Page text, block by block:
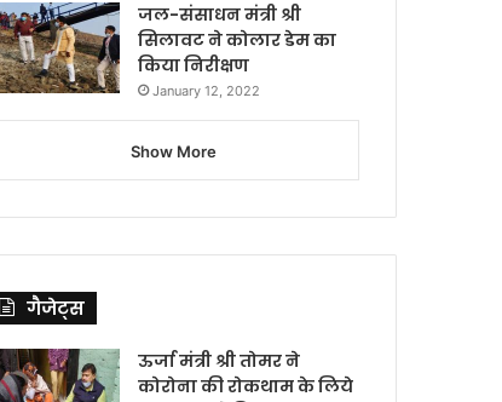
जल-संसाधन मंत्री श्री
सिलावट ने कोलार डेम का
किया निरीक्षण
January 12, 2022
Show More
गैजेट्स
ऊर्जा मंत्री श्री तोमर ने
कोरोना की रोकथाम के लिये